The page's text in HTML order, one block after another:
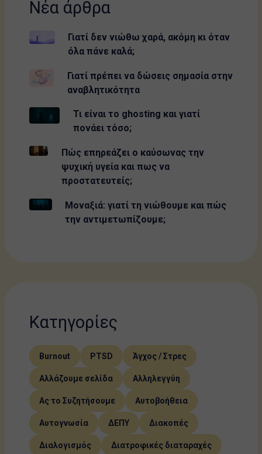
Νέα άρθρα
Γιατί δεν νιώθω χαρά, ακόμη κι όταν
όλα πάνε καλά;
Γιατί πρέπει να δώσεις σημασία στην
αναβλητικότητα
Τι είναι το ghosting και γιατί
πονάει τόσο;
Πώς επηρεάζει ο καύσωνας την
ψυχική υγεία και πως να
προστατευτείς;
Μοναξιά: γιατί τη νιώθουμε και πώς
την αντιμετωπίζουμε;
Κατηγορίες
Burnout PTSD Άγχος / Στρες
Αλλάζουμε σελίδα Αλληλεγγύη
Ας το Συζητήσουμε Αυτοβοήθεια
Αυτογνωσία ΔΕΠΥ Διακοπές
Διαλογισμός Διατροφικές διαταραχές